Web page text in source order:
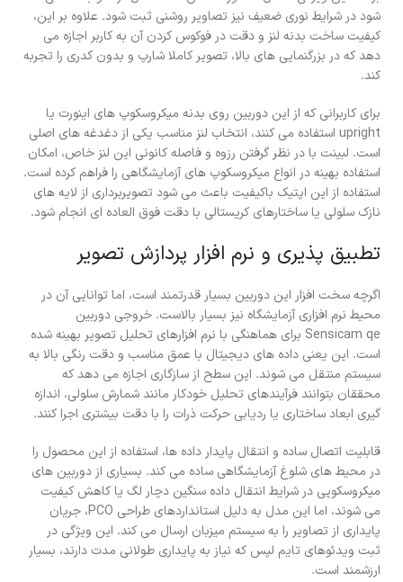
شود در شرایط نوری ضعیف نیز تصاویر روشنی ثبت شود. علاوه بر این،
کیفیت ساخت بدنه لنز و دقت در فوکوس کردن آن به کاربر اجازه می
دهد که در بزرگنمایی های بالا، تصویر کاملا شارپ و بدون کدری را تجربه
کند.
برای کاربرانی که از این دوربین روی بدنه میکروسکوپ های اینورت یا
upright استفاده می کنند، انتخاب لنز مناسب یکی از دغدغه های اصلی
است. لبینت با در نظر گرفتن رزوه و فاصله کانونی این لنز خاص، امکان
استفاده بهینه در انواع میکروسکوپ های آزمایشگاهی را فراهم کرده است.
استفاده از این اپتیک باکیفیت باعث می شود تصویربرداری از لایه های
نازک سلولی یا ساختارهای کریستالی با دقت فوق العاده ای انجام شود.
تطبیق پذیری و نرم افزار پردازش تصویر
اگرچه سخت افزار این دوربین بسیار قدرتمند است، اما توانایی آن در
محیط نرم افزاری آزمایشگاه نیز بسیار بالاست. خروجی دوربین
Sensicam qe برای هماهنگی با نرم افزارهای تحلیل تصویر بهینه شده
است. این یعنی داده های دیجیتال با عمق مناسب و دقت رنگی بالا به
سیستم منتقل می شوند. این سطح از سازگاری اجازه می دهد که
محققان بتوانند فرآیندهای تحلیل خودکار مانند شمارش سلولی، اندازه
گیری ابعاد ساختاری یا ردیابی حرکت ذرات را با دقت بیشتری اجرا کنند.
قابلیت اتصال ساده و انتقال پایدار داده ها، استفاده از این محصول را
در محیط های شلوغ آزمایشگاهی ساده می کند. بسیاری از دوربین های
میکروسکوپی در شرایط انتقال داده سنگین دچار لگ یا کاهش کیفیت
می شوند، اما این مدل به دلیل استانداردهای طراحی PCO، جریان
پایداری از تصاویر را به سیستم میزبان ارسال می کند. این ویژگی در
ثبت ویدئوهای تایم لپس که نیاز به پایداری طولانی مدت دارند، بسیار
ارزشمند است.